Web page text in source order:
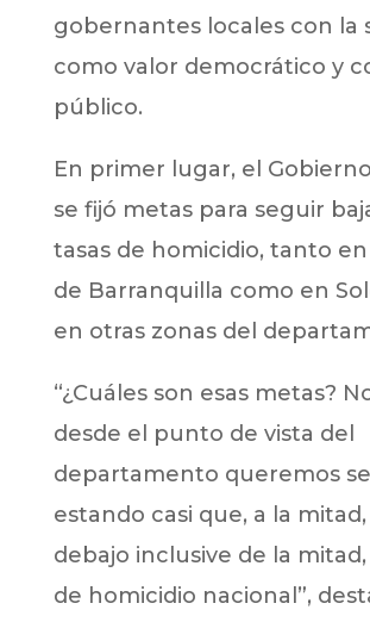
gobernantes locales con la
como valor democrático y
público.
En primer lugar, el
se fijó metas para seguir
tasas de homicidio, tanto
de Barranquilla como en
en otras zonas del
“¿Cuáles son esas metas?
desde el punto de vista del
departamento queremos
estando casi que, a la
debajo inclusive de la mitad,
de homicidio nacional”,